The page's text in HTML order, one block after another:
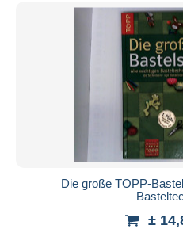
Die große TOPP-
±